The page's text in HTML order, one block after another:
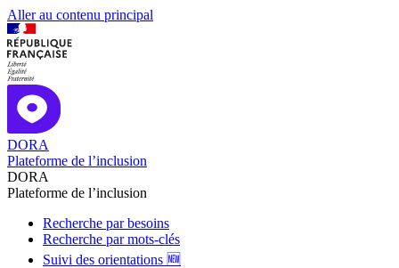
Aller au contenu principal
DORA
Plateforme de l’inclusion
DORA
Plateforme de l’inclusion
Recherche par besoins
Recherche par mots-clés
Suivi des orientations 🆕